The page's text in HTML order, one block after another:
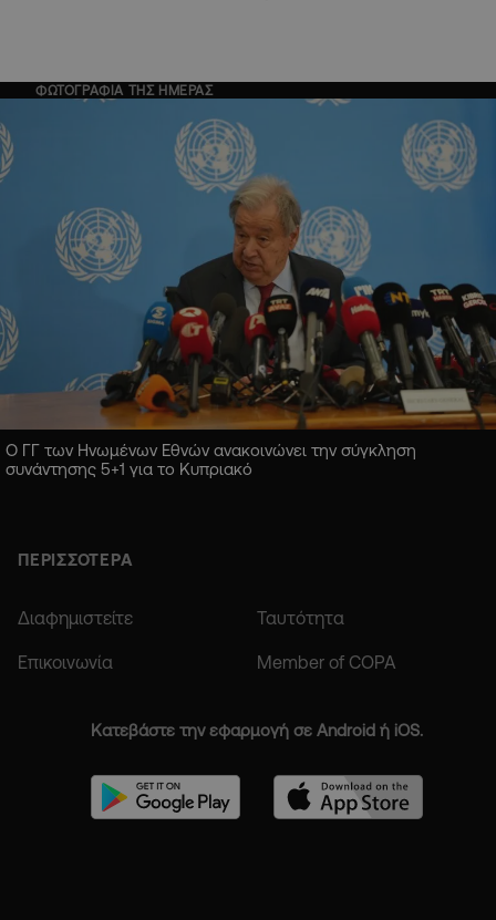
ΦΩΤΟΓΡΑΦΙΑ ΤΗΣ ΗΜΕΡΑΣ
Ο ΓΓ των Ηνωμένων Εθνών ανακοινώνει την σύγκληση
συνάντησης 5+1 για το Κυπριακό
ΠΕΡΙΣΣΟΤΕΡΑ
Διαφημιστείτε Ταυτότητα
Επικοινωνία Member of COPA
Κατεβάστε την εφαρμογή σε Android ή iOS.